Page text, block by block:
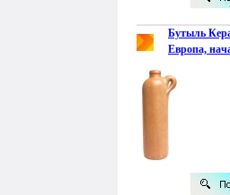
Бутыль
Европа,